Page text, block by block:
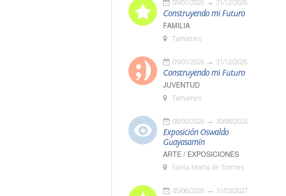
09/01/2026 31/12/2026
Construyendo mi Futuro
FAMILIA
Tamames
09/01/2026 31/12/2026
Construyendo mi Futuro
JUVENTUD
Tamames
08/05/2026 30/08/2026
Exposición Oswaldo
Guayasamín
ARTE / EXPOSICIONES
Santa Marta de Tormes
05/06/2026 31/03/2027